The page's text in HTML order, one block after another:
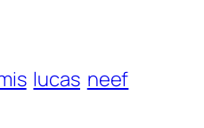
lucas neef